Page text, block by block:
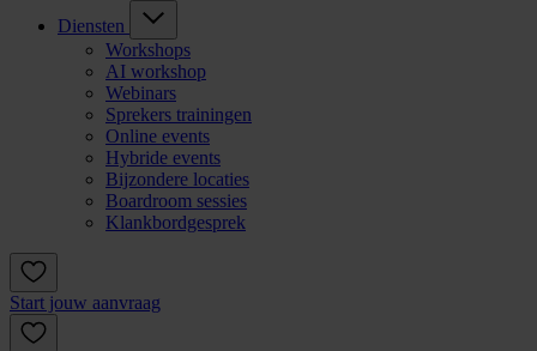
Diensten
Workshops
AI workshop
Webinars
Sprekers trainingen
Online events
Hybride events
Bijzondere locaties
Boardroom sessies
Klankbordgesprek
Start jouw aanvraag